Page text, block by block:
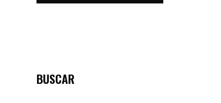
BUSCAR